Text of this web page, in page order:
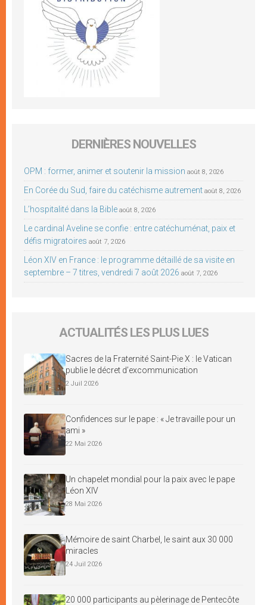
DERNIÈRES NOUVELLES
OPM : former, animer et soutenir la mission août 8, 2026
En Corée du Sud, faire du catéchisme autrement août 8, 2026
L’hospitalité dans la Bible août 8, 2026
Le cardinal Aveline se confie : entre catéchuménat, paix et
défis migratoires août 7, 2026
Léon XIV en France : le programme détaillé de sa visite en
septembre – 7 titres, vendredi 7 août 2026 août 7, 2026
ACTUALITÉS LES PLUS LUES
Sacres de la Fraternité Saint-Pie X : le Vatican
publie le décret d’excommunication
2 Juil 2026
Confidences sur le pape : « Je travaille pour un
ami »
22 Mai 2026
Un chapelet mondial pour la paix avec le pape
Léon XIV
28 Mai 2026
Mémoire de saint Charbel, le saint aux 30 000
miracles
24 Juil 2026
20 000 participants au pèlerinage de Pentecôte